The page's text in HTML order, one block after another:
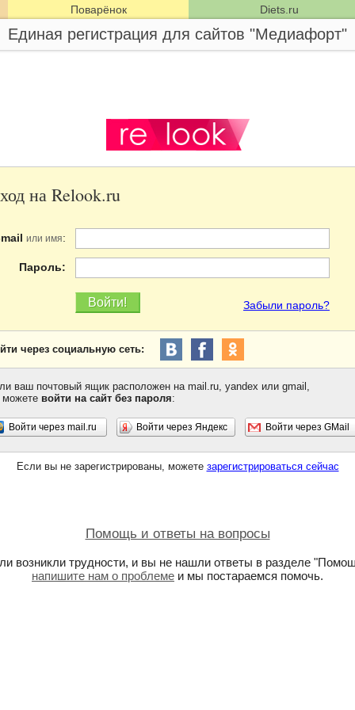
Поварёнок Diets.ru
Единая регистрация для сайтов "Медиафорт"
на Relook.ru
или имя:
Пароль:
Забыли пароль?
через социальную сеть:
ваш почтовый ящик расположен на mail.ru, yandex или gmail,
можете войти на сайт без пароля:
Войти через mail.ru Войти через Яндекс Войти через GMail
Если вы не зарегистрированы, можете зарегистрироваться сейчас
Помощь и ответы на вопросы
возникли трудности, и вы не нашли ответы в разделе
напишите нам о проблеме и мы постараемся помочь.